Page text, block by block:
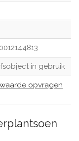
in gebruik
opvragen